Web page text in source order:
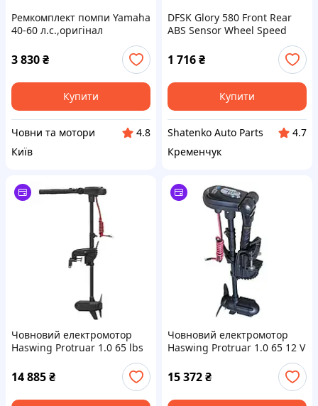
Ремкомплект помпи Yamaha
40-60 л.с.,оригінал
3 830₴
Купити
Човни та мотори
4.8
Київ
DFSK Glory 580 Front Rear
ABS Sensor Wheel Speed
1 716₴
Купити
Shatenko Auto Parts
4.7
Кременчук
Човновий електромотор
Haswing Protruar 1.0 65 lbs
цифровим індикатором
заряду
14 885₴
Човновий електромотор
Haswing Protruar 1.0 65 12 V
65 lbs безщітковий 600 Вт
15 372₴